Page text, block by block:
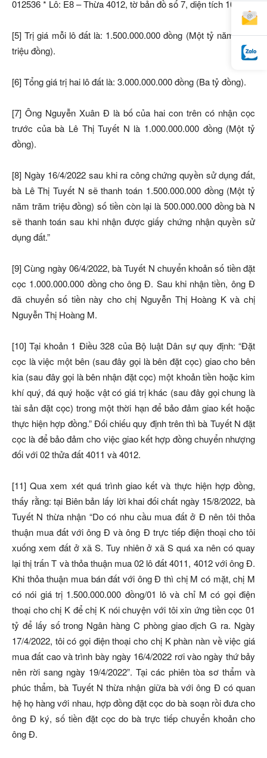
012536 * Lô: E8 – Thừa 4012, tờ bản đồ số 7, diện tích 100m².
[5] Trị giá mỗi lô đất là: 1.500.000.000 đồng (Một tỷ năm trăm
triệu đồng).
[6] Tổng giá trị hai lô đất là: 3.000.000.000 đồng (Ba tỷ đồng).
[7] Ông Nguyễn Xuân Đ là bố của hai con trên có nhận cọc
trước của bà Lê Thị Tuyết N là 1.000.000.000 đồng (Một tỷ
đồng).
[8] Ngày 16/4/2022 sau khi ra công chứng quyền sử dụng đất,
bà Lê Thị Tuyết N sẽ thanh toán 1.500.000.000 đồng (Một tỷ
năm trăm triệu đồng) số tiền còn lại là 500.000.000 đồng bà N
sẽ thanh toán sau khi nhận được giấy chứng nhận quyền sử
dụng đất.”
[9] Cùng ngày 06/4/2022, bà Tuyết N chuyển khoản số tiền đặt
cọc 1.000.000.000 đồng cho ông Đ. Sau khi nhận tiền, ông Đ
đã chuyển số tiền này cho chị Nguyễn Thị Hoàng K và chị
Nguyễn Thị Hoàng M.
[10] Tại khoản 1 Điều 328 của Bộ luật Dân sự quy định: “Đặt
cọc là việc một bên (sau đây gọi là bên đặt cọc) giao cho bên
kia (sau đây gọi là bên nhận đặt cọc) một khoản tiền hoặc kim
khí quý, đá quý hoặc vật có giá trị khác (sau đây gọi chung là
tài sản đặt cọc) trong một thời hạn để bảo đảm giao kết hoặc
thực hiện hợp đồng.” Đối chiếu quy định trên thì bà Tuyết N đặt
cọc là để bảo đảm cho việc giao kết hợp đồng chuyển nhượng
đối với 02 thửa đất 4011 và 4012.
[11] Qua xem xét quá trình giao kết và thực hiện hợp đồng,
thấy rằng: tại Biên bản lấy lời khai đối chất ngày 15/8/2022, bà
Tuyết N thừa nhận “Do có nhu cầu mua đất ở Đ nên tôi thỏa
thuận mua đất với ông Đ và ông Đ trực tiếp điện thoại cho tôi
xuống xem đất ở xã S. Tuy nhiên ở xã S quá xa nên có quay
lại thị trấn T và thỏa thuận mua 02 lô đất 4011, 4012 với ông Đ.
Khi thỏa thuận mua bán đất với ông Đ thì chị M có mặt, chị M
có nói giá trị 1.500.000.000 đồng/01 lô và chỉ M có gọi điện
thoại cho chị K để chị K nói chuyện với tôi xin ứng tiền cọc 01
tỷ để lấy số trong Ngân hàng C phòng giao dịch G ra. Ngày
17/4/2022, tôi có gọi điện thoại cho chị K phàn nàn về việc giá
mua đất cao và trình bày ngày 16/4/2022 rơi vào ngày thứ bảy
nên rời sang ngày 19/4/2022”. Tại các phiên tòa sơ thẩm và
phúc thẩm, bà Tuyết N thừa nhận giữa bà với ông Đ có quan
hệ họ hàng với nhau, hợp đồng đặt cọc do bà soạn rồi đưa cho
ông Đ ký, số tiền đặt cọc do bà trực tiếp chuyển khoản cho
ông Đ.